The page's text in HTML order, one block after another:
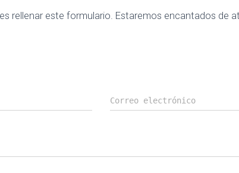
rellenar este formulario. Estaremos encantados de
Correo electrónico